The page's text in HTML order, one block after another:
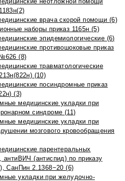
врача скорой помощи (6)
наборы приказ 1165н (5)
эпидемиологические (6)
противошоковые приказ
(8)
травматологические
(10)
посиндромные приказ
(3)
медицинские укладки при
синдроме (11)
медицинские укладки при
мозгового кровообращения
парентеральных
антиВИЧ (антиспид) по приказу
СанПин 2.1368−20 (6)
укладки при желудочно-